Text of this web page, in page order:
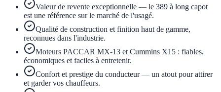
Valeur de revente exceptionnelle — le 389 à long capot
est une référence sur le marché de l'usagé.
Qualité de construction et finition haut de gamme,
reconnues dans l'industrie.
Moteurs PACCAR MX-13 et Cummins X15 : fiables,
économiques et faciles à entretenir.
Confort et prestige du conducteur — un atout pour attirer
et garder vos chauffeurs.